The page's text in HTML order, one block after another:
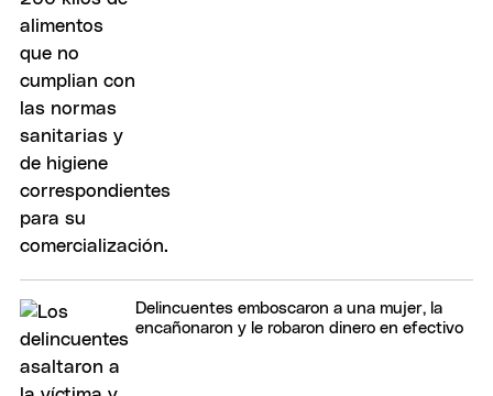
Delincuentes emboscaron a una mujer, la
encañonaron y le robaron dinero en efectivo